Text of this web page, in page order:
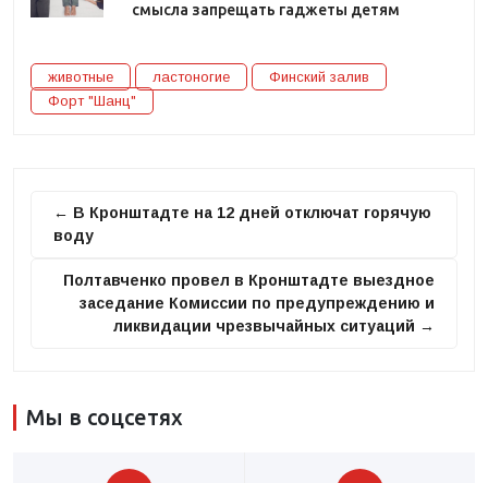
смысла запрещать гаджеты детям
животные ластоногие
Финский залив
Форт "Шанц"
← В Кронштадте на 12 дней отключат горячую
воду
Полтавченко провел в Кронштадте выездное
заседание Комиссии по предупреждению и
ликвидации чрезвычайных ситуаций →
Мы в соцсетях